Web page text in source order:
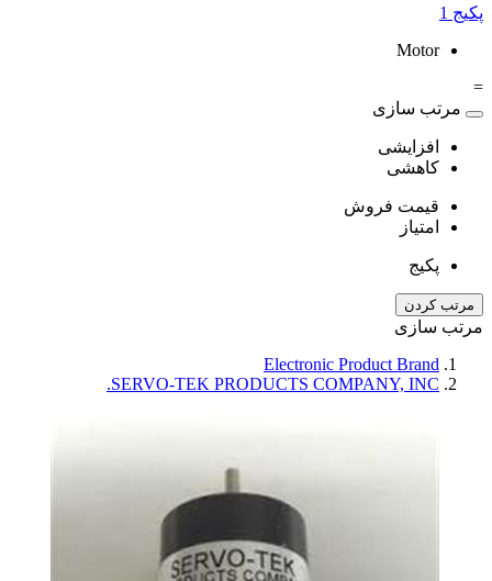
پکیج 1
Motor
=
مرتب سازی
افزایشی
کاهشی
قیمت فروش
امتیاز
پکیج
مرتب کردن
مرتب سازی
Electronic Product Brand
SERVO-TEK PRODUCTS COMPANY, INC.